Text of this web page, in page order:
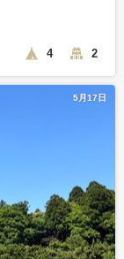
4 2
5月17日